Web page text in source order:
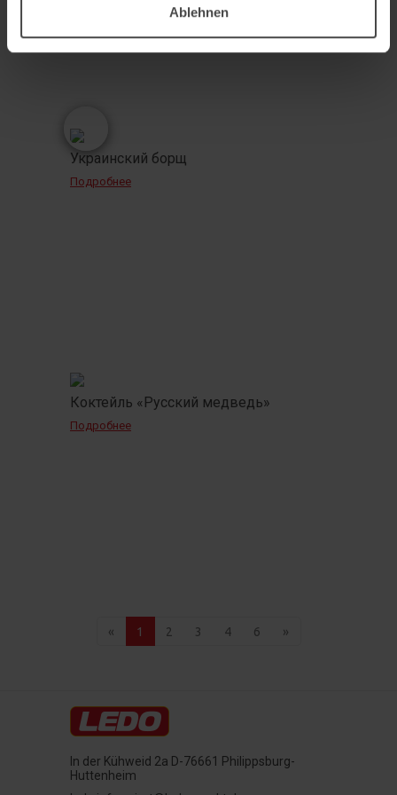
Ablehnen
Украинский борщ
Подробнее
Коктейль «Русский медведь»
Подробнее
« 1 2 3 4 6 »
In der Kühweid 2a D-76661 Philippsburg-
Huttenheim